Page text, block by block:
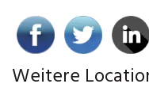
Weitere